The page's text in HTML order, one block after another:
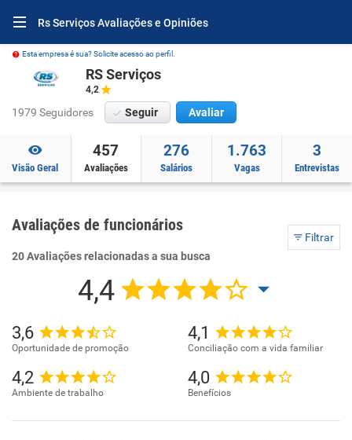
Rs Serviços Avaliações e Opiniões
Esta empresa é sua? Solicite acesso ao perfil.
RS Serviços
4,2
1979 Seguidores Seguir Avaliar
Visão Geral
457
Avaliações
276
Salários
1.763
Vagas
3
Entrevistas
Avaliações de funcionários
Filtrar
20 Avaliações relacionadas a sua busca
4,4
3,6
Oportunidade de promoção
4,1
Conciliação com a vida familiar
4,2
Ambiente de trabalho
4,0
Benefícios